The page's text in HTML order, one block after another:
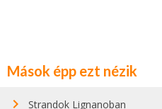
Mások épp ezt nézik
Strandok Lignanoban